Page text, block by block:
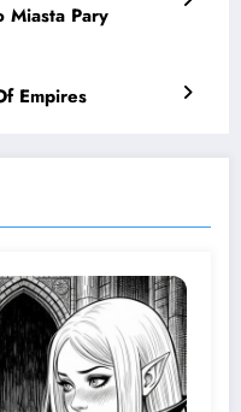
Miasta Pary
Empires